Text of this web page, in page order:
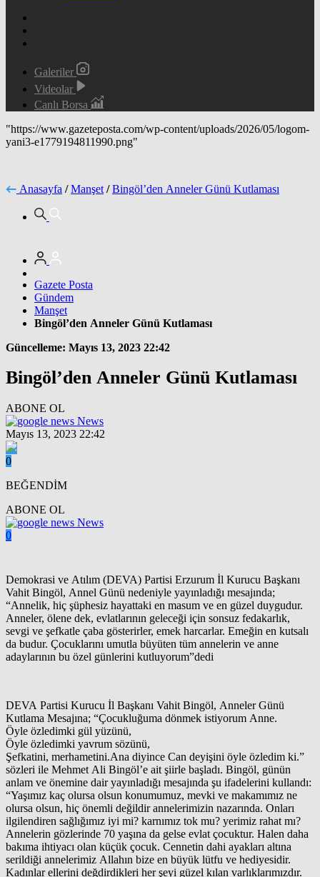
Galeriler
Videolar
Canlı Borsa
"https://www.gazeteposta.com/wp-content/uploads/2026/05/logom-
yani3-e1779194811990.png"
Anasayfa / Manşet / Bingöl’den Anneler Günü Kutlaması
Gazete Posta
Gündem
Manşet
Bingöl’den Anneler Günü Kutlaması
Güncelleme: Mayıs 13, 2023 22:42
Bingöl’den Anneler Günü Kutlaması
ABONE OL
News
Mayıs 13, 2023 22:42
0
BEĞENDİM
ABONE OL
News
0
Demokrasi ve Atılım (DEVA) Partisi Erzurum İl Kurucu Başkanı
Vahit Bingöl, Annel Günü nedeniyle yayınladığı mesajında;
“Annelik, hiç şüphesiz hayattaki en masum ve en güzel duygudur.
Anneler, ölene dek, evlatlarının geleceği için sonsuz fedakarlık,
sevgi ve şefkatle çaba gösterirler, emek harcarlar. Emeğin en kutsalı
da budur. Çocuklarını umutla büyüten tüm annelerin ve anne
adaylarının bu özel günlerini kutluyorum”dedi
DEVA Partisi Kurucu İl Başkanı Vahit Bingöl, Anneler Günü
Kutlama Mesajına; “Çocukluğuma dönmek istiyorum Anne.
Öyle özledimki gül yüzünü,
Öyle özledimki yavrum sözünü,
Şefkatini, merhametini.Ana diyince Can deyişini öyle özledim ki.”
sözleri ile Mehmet Ali Bingöl’e ait şiirle başladı. Bingöl, günün
anlam ve önemine dair yayınladığı mesajında şu ifadelerini kullandı:
“Yaşımız kaç olursa olsun konumumuz, mevki ve makamımız ne
olursa olsun, hiç önemli değildir annelerimizin nazarında. Onları
ilgilendiren sağlığımız iyi mi? karnımız tok mu? yerimiz rahat mı?
Annelerin gözlerinde 70 yaşına da gelse evlat çocuktur. Halen daha
bakıma ihtiyacı olan küçük çocuk. Cennetin dahi ayakları altına
serildiği annelerimiz Allahın bize en büyük lütfu ve hediyesidir.
Kadınlar ellerini değdirdikleri her şeyi güzel kılan varlıklarımızdır.